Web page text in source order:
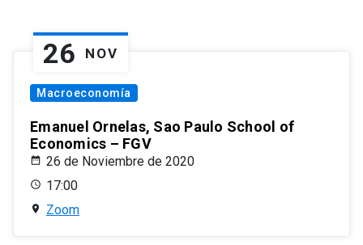
26 NOV
Macroeconomía
Emanuel Ornelas, Sao Paulo School of
Economics – FGV
26 de Noviembre de 2020
17:00
Zoom